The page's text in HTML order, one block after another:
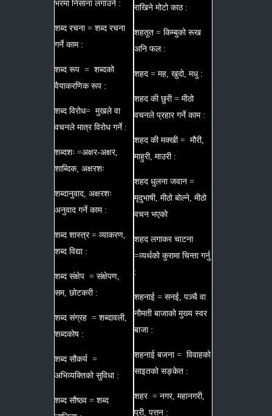
भरमा निसाना लगाउने :
शब्द रचना = शब्द रचना
गर्ने काम :
शब्द रूप = शब्दको
वैयाकरणिक रूप :
शब्द विरोध= मुखले वा
वचनले मात्र विरोध गर्ने :
शब्दशः =अक्षर-अक्षर,
शाब्दिक, अक्षरशः
शब्दानुवाद, अक्षरशः
अनुवाद गर्ने काम :
शब्द शास्त्र = व्याकरण,
शब्द विद्या :
शब्द संक्षेप = संक्षेपण,
सम, छोटकरी :
शब्द संग्रह = शब्दावली,
शब्दकोष :
शब्द सौकर्य =
अभिव्यक्तिको सुविधा :
शब्द सौष्ठव = शब्द
राखिने मोटो काठ :
शहतूत = किम्बुको रूख
अनि फल :
शहद = मह, खुदो, मधु :
शहद की छुरी = मीठो
वचनले प्रहार गर्ने काम :
शहद की मक्खी = मौरी,
माहुरी, माउरी :
शहद धुलना जवान =
मृदुभाषी, मीठो बोल्ने, मीठो
वचन भएको
शहद लगाकर चाटना
=व्यर्थको कुरामा चिन्ता गर्नु
:
शहनाई = सनई, पञ्चै वा
नौमती बाजाको मुख्य स्वर
बाजा :
शहनाई बजना = विवाहको
साइतको सङ्केत :
शहर = नगर, महानगरी,
पुरी, पत्तन :